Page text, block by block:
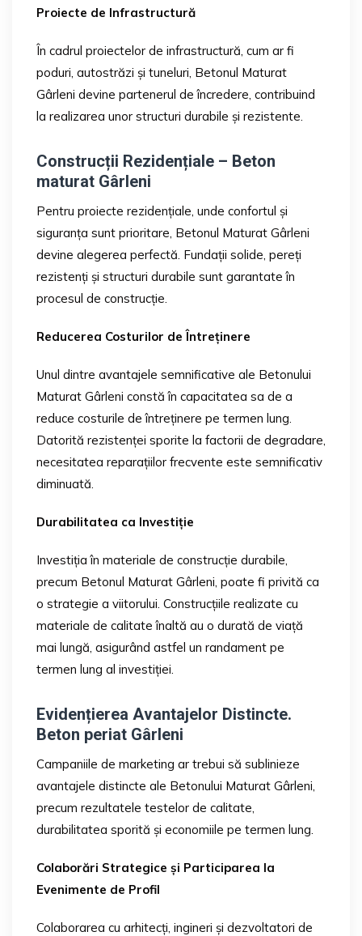
Proiecte de Infrastructură
În cadrul proiectelor de infrastructură, cum ar fi
poduri, autostrăzi și tuneluri, Betonul Maturat
Gârleni devine partenerul de încredere, contribuind
la realizarea unor structuri durabile și rezistente.
Construcții Rezidențiale – Beton
maturat Gârleni
Pentru proiecte rezidențiale, unde confortul și
siguranța sunt prioritare, Betonul Maturat Gârleni
devine alegerea perfectă. Fundații solide, pereți
rezistenți și structuri durabile sunt garantate în
procesul de construcție.
Reducerea Costurilor de Întreținere
Unul dintre avantajele semnificative ale Betonului
Maturat Gârleni constă în capacitatea sa de a
reduce costurile de întreținere pe termen lung.
Datorită rezistenței sporite la factorii de degradare,
necesitatea reparațiilor frecvente este semnificativ
diminuată.
Durabilitatea ca Investiție
Investiția în materiale de construcție durabile,
precum Betonul Maturat Gârleni, poate fi privită ca
o strategie a viitorului. Construcțiile realizate cu
materiale de calitate înaltă au o durată de viață
mai lungă, asigurând astfel un randament pe
termen lung al investiției.
Evidențierea Avantajelor Distincte.
Beton periat Gârleni
Campaniile de marketing ar trebui să sublinieze
avantajele distincte ale Betonului Maturat Gârleni,
precum rezultatele testelor de calitate,
durabilitatea sporită și economiile pe termen lung.
Colaborări Strategice și Participarea la
Evenimente de Profil
Colaborarea cu arhitecți, ingineri și dezvoltatori de